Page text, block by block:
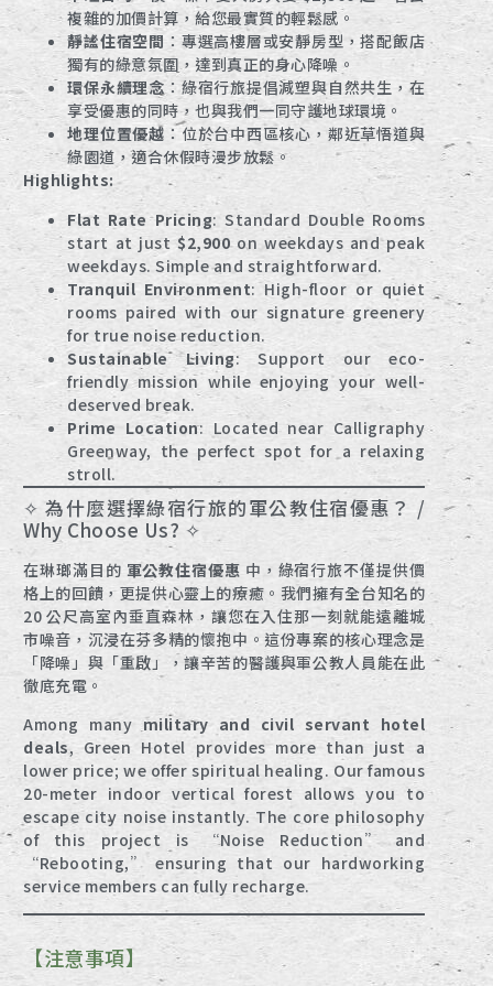
複雜的加價計算，給您最實質的輕鬆感。
靜謐住宿空間 ：專選高樓層或安靜房型，搭配飯店
獨有的綠意氛圍，達到真正的身心降噪。
環保永續理念：綠宿行旅提倡減塑與自然共生，在
享受優惠的同時，也與我們一同守護地球環境。
地理位置優越 ：位於台中西區核心，鄰近草悟道與
綠園道，適合休假時漫步放鬆。
Highlights:
Flat Rate Pricing: Standard Double Rooms
start at just$2,900on weekdays and peak
weekdays. Simple and straightforward.
Tranquil Environment: High-floor or quiet
rooms paired with our signature greenery
for true noise reduction.
Sustainable Living: Support our eco-
friendly mission while enjoying your well-
deserved break.
Prime Location: Located near Calligraphy
Greenway, the perfect spot for a relaxing
stroll.
✧ 為什麼選擇綠宿行旅的軍公教住宿優惠？ /
Why Choose Us? ✧
在琳瑯滿目的 軍公教住宿優惠 中，綠宿行旅不僅提供價
格上的回饋，更提供心靈上的療癒。我們擁有全台知名的
20 公尺高室內垂直森林，讓您在入住那一刻就能遠離城
市噪音，沉浸在芬多精的懷抱中。這份專案的核心理念是
「降噪」與「重啟」，讓辛苦的醫護與軍公教人員能在此
徹底充電。
Among manymilitary and civil servant hotel
deals, Green Hotel provides more than just a
lower price; we offer spiritual healing. Our famous
20-meter indoor vertical forest allows you to
escape city noise instantly. The core philosophy
of this project is “Noise Reduction” and
“Rebooting,” ensuring that our hardworking
service members can fully recharge.
【注意事項】